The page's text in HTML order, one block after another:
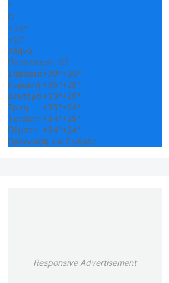
°
C
+35°
+27°
Αθήνα
Παρασκευή, 07
Σάββατο+39°+30°
Κυριακή +35°+29°
Δευτέρα+33°+25°
Τρίτη
+35°+24°
Τετάρτη +34°+25°
Πέμπτη +34°+24°
Πρόγνωση για 7 μέρες
Responsive Advertisement